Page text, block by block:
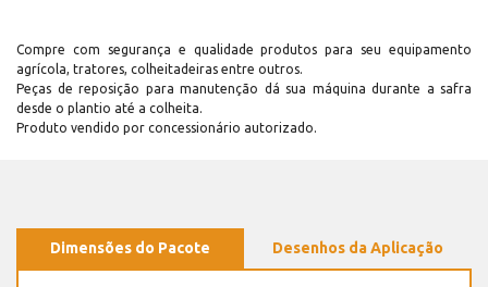
Compre com segurança e qualidade produtos para seu equipamento
agrícola, tratores, colheitadeiras entre outros.
Peças de reposição para manutenção dá sua máquina durante a safra
desde o plantio até a colheita.
Produto vendido por concessionário autorizado.
Dimensões do Pacote Desenhos da Aplicação